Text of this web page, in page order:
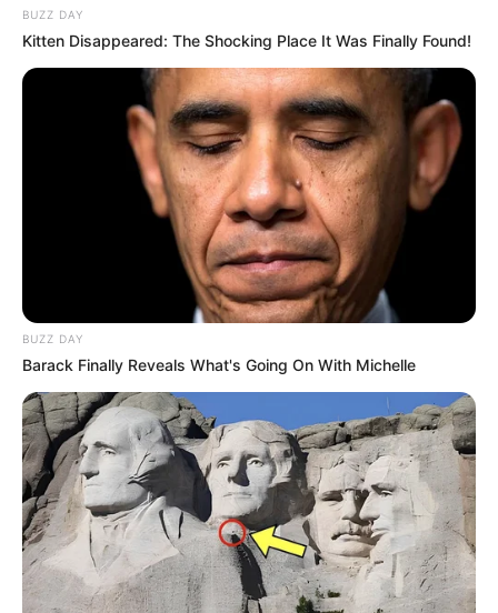
BUZZ DAY
Kitten Disappeared: The Shocking Place It Was Finally Found!
BUZZ DAY
Barack Finally Reveals What's Going On With Michelle